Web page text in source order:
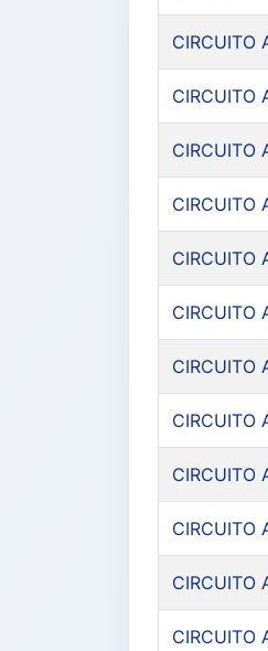
CIRCUITO
CIRCUITO
CIRCUITO
CIRCUITO
CIRCUITO
CIRCUITO
CIRCUITO
CIRCUITO
CIRCUITO
CIRCUITO
CIRCUITO
CIRCUITO